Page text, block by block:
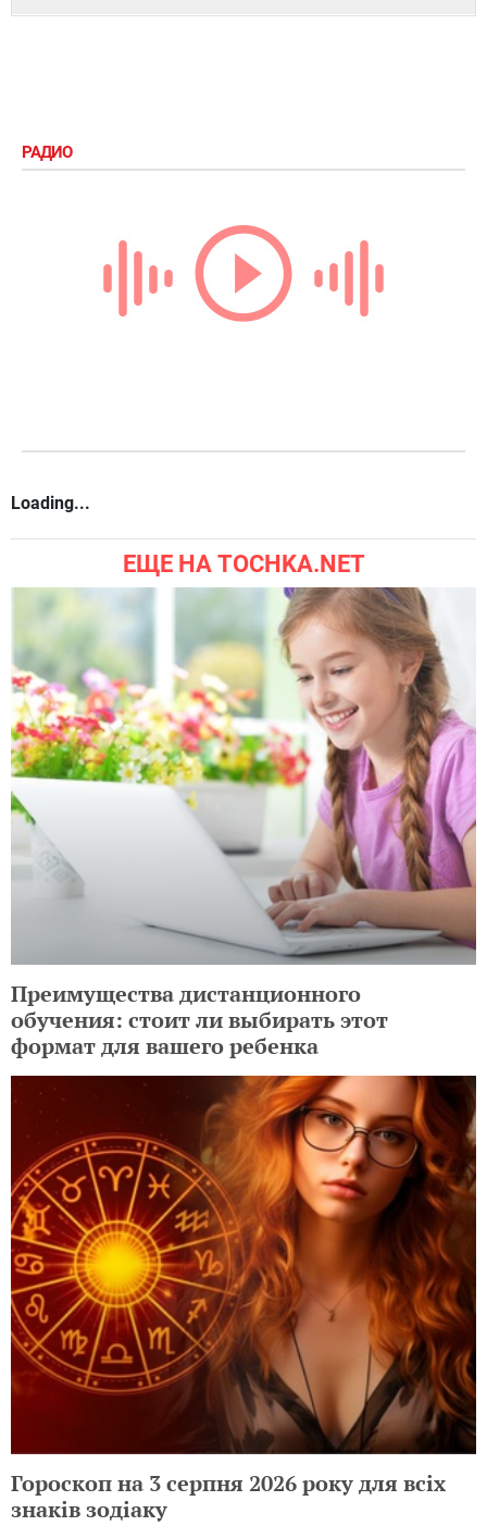
РАДИО
Loading...
ЕЩЕ НА TOCHKA.NET
Преимущества дистанционного
обучения: стоит ли выбирать этот
формат для вашего ребенка
Гороскоп на 3 серпня 2026 року для всіх
знаків зодіаку